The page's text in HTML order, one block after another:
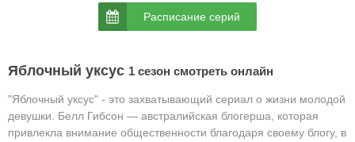
Яблочный уксус 1 сезон смотреть онлайн
"Яблочный уксус" - это захватывающий сериал о жизни молодой
девушки. Белл Гибсон — австралийская блогерша, которая
привлекла внимание общественности благодаря своему блогу, в
Расписание серий